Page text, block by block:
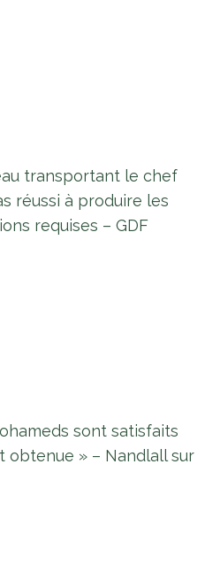
transportant le chef
réussi à produire les
requises – GDF
sont satisfaits
obtenue » – Nandlall sur